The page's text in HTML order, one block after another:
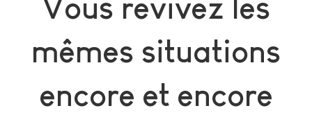
Vous revivez les
mêmes situations
encore et encore